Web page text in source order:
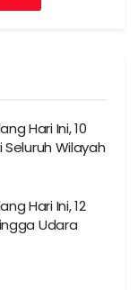
Hari Ini, 10
Seluruh Wilayah
Hari Ini, 12
Udara